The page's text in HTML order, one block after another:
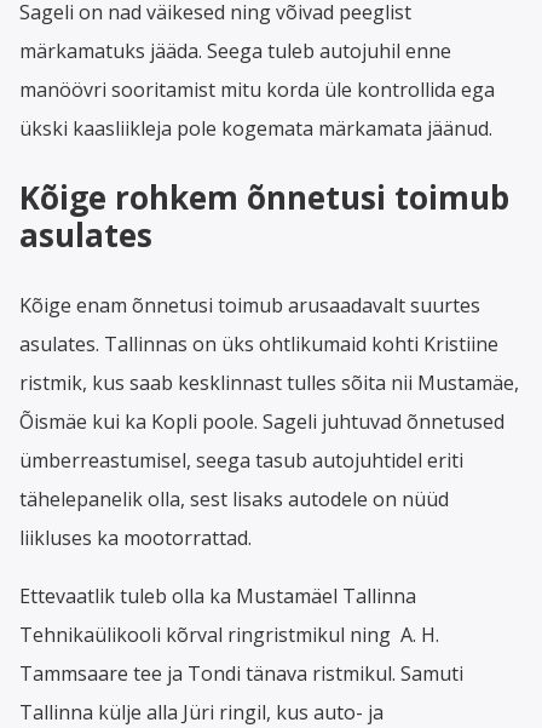
Sageli on nad väikesed ning võivad peeglist
märkamatuks jääda. Seega tuleb autojuhil enne
manöövri sooritamist mitu korda üle kontrollida ega
ükski kaasliikleja pole kogemata märkamata jäänud.
Kõige rohkem õnnetusi toimub
asulates
Kõige enam õnnetusi toimub arusaadavalt suurtes
asulates. Tallinnas on üks ohtlikumaid kohti Kristiine
ristmik, kus saab kesklinnast tulles sõita nii Mustamäe,
Õismäe kui ka Kopli poole. Sageli juhtuvad õnnetused
ümberreastumisel, seega tasub autojuhtidel eriti
tähelepanelik olla, sest lisaks autodele on nüüd
liikluses ka mootorrattad.
Ettevaatlik tuleb olla ka Mustamäel Tallinna
Tehnikaülikooli kõrval ringristmikul ning A. H.
Tammsaare tee ja Tondi tänava ristmikul. Samuti
Tallinna külje alla Jüri ringil, kus auto- ja